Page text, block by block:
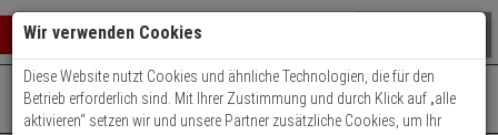
Warenkorb schließen
0 ARTIKEL IM WARENKORB
Ihr Warenkorb ist momentan leer.
+49 (0)821 899 493-0Mo. - Do.: 8:00 - 16:30 | Fr.: 8:00 - 14:00 Uhr
Kontaktservice nutzen
Wir verwenden Cookies
Diese Website nutzt Cookies und ähnliche Technologien, die für den
Betrieb erforderlich sind. Mit Ihrer Zustimmung und durch Klick auf „alle
aktivieren“ setzen wir und unsere Partner zusätzliche Cookies, um Ihr